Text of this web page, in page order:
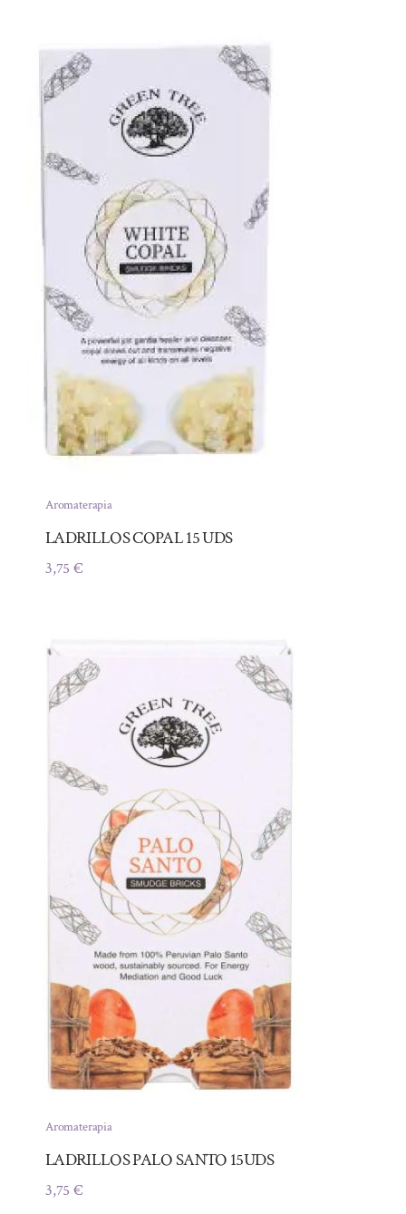
Aromaterapia
LADRILLOS COPAL 15 UDS
3,75€
Aromaterapia
LADRILLOS PALO SANTO 15UDS
3,75€